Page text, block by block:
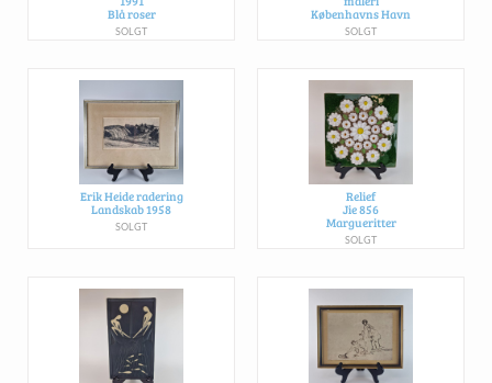
Blå roser
SOLGT
Københavns Havn
SOLGT
Erik Heide radering
Landskab 1958
SOLGT
Relief
Jie 856
Margueritter
SOLGT